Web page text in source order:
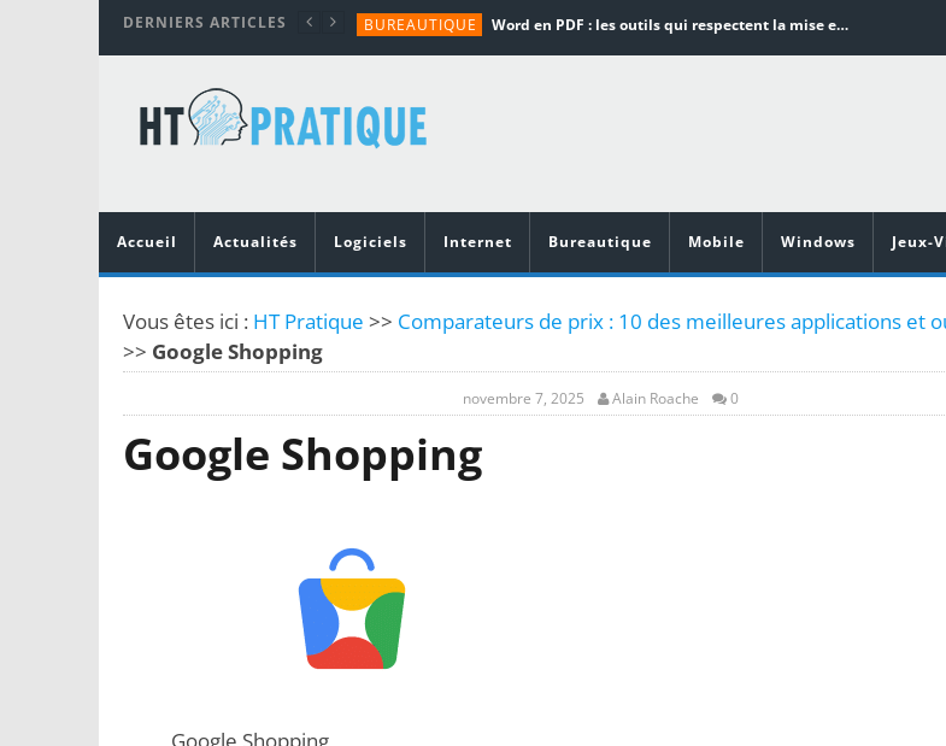
DERNIERS ARTICLES BUREAUTIQUE Word en PDF : les outils qui respectent la mise en page
TUTORIALS
MATÉRIEL
Vidéoprojecteurs Asus : Top 6 des meilleurs modèles de la marque
Accueil
Actualités Logiciels Internet Bureautique Mobile Windows Jeux-
Vous êtes ici : HT Pratique >> Comparateurs de prix : 10 des meilleures applications et
>> Google Shopping
novembre 7, 2025 Alain Roache 0
Google Shopping